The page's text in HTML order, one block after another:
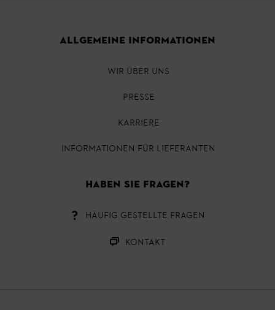
ALLGEMEINE INFORMATIONEN
WIR ÜBER UNS
PRESSE
KARRIERE
INFORMATIONEN FÜR LIEFERANTEN
HABEN SIE FRAGEN?
HÄUFIG GESTELLTE FRAGEN
KONTAKT